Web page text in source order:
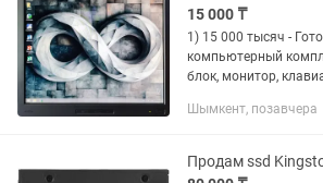
15 000 ₸
1) 15 000 тысяч -
компьютерный
блок, монитор,
учебы, просмотра
Шымкент, позавчера
Продам ssd